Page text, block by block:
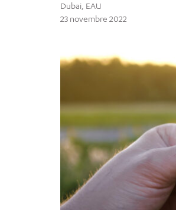
Dubai, EAU
23 novembre 2022